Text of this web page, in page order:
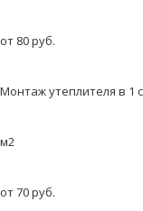
от 80 руб.
Монтаж утеплителя в 1
м2
от 70 руб.